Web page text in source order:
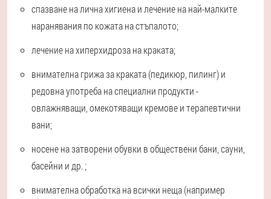
спазване на лична хигиена и лечение на най-малките
наранявания по кожата на стъпалото;
лечение на хиперхидроза на краката;
внимателна грижа за краката (педикюр, пилинг) и
редовна употреба на специални продукти -
овлажняващи, омекотяващи кремове и терапевтични
вани;
носене на затворени обувки в обществени бани, сауни,
басейни и др. ;
внимателна обработка на всички неща (например